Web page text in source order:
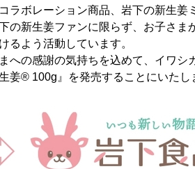
ラボレーション商品、岩下の新生姜
の新生姜ファンに限らず、お子さま
るよう活動しています。
への感謝の気持ちを込めて、イワシ
姜® 100g』を発売することにいたし